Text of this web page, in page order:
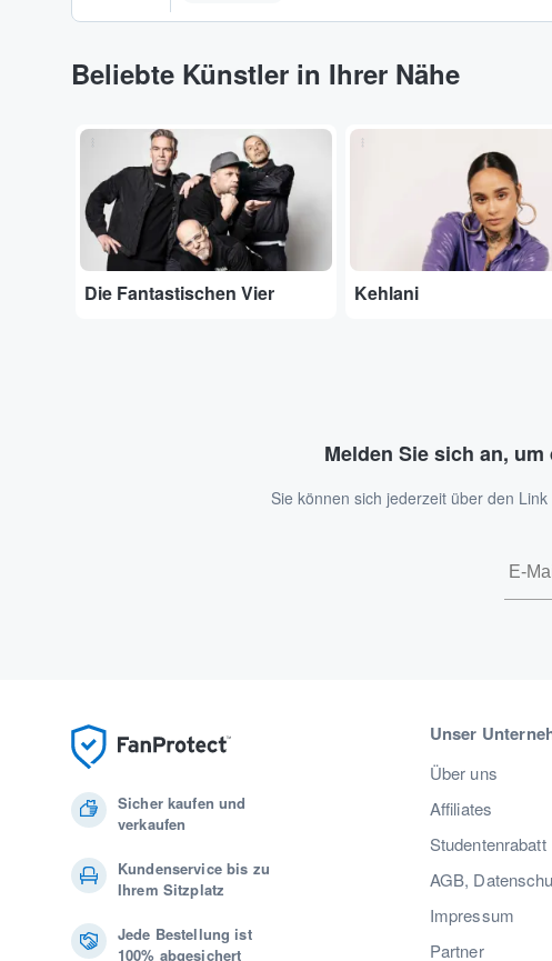
Beliebte Künstler in Ihrer Nähe
Die Fantastischen Vier Kehlani
Melden Sie sich an,
Sie können sich jederzeit über den
Sicher kaufen und
verkaufen
Kundenservice bis zu
Ihrem Sitzplatz
Jede Bestellung ist
100% abgesichert
Unser
Über uns
Affiliates
Studentenrabatt
AGB,
Impressum
Partner